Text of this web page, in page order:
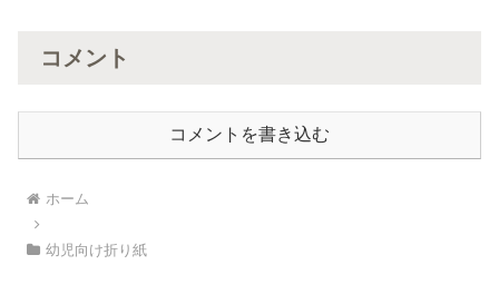
コメント
コメントを書き込む
ホーム
幼児向け折り紙